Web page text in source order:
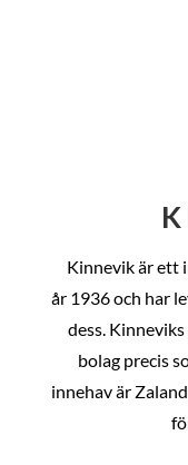
Kinnevik är ett
år 1936 och har
dess.
bolag precis
innehav är